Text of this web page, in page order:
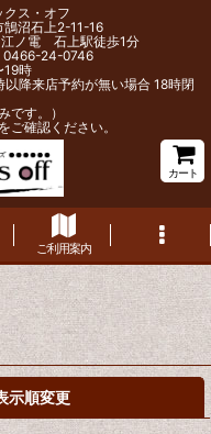
ス・オフ
沼石上2-11-16
ノ電 石上駅徒歩1分
0466-24-0746
時
以降来店予約が無い場合 18時閉
です。）
ご確認ください。
カート
ご利用案内
示順変更